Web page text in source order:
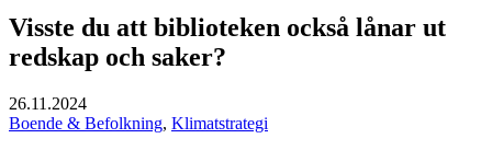
Visste du att biblioteken också lånar ut
redskap och saker?
26.11.2024
Boende & Befolkning, Klimatstrategi